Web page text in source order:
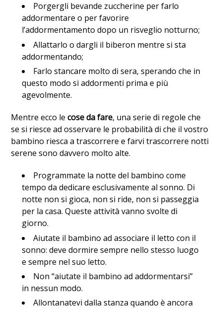
Porgergli bevande zuccherine per farlo
addormentare o per favorire
l’addormentamento dopo un risveglio notturno;
Allattarlo o dargli il biberon mentre si sta
addormentando;
Farlo stancare molto di sera, sperando che in
questo modo si addormenti prima e più
agevolmente.
Mentre ecco lecose da fare, una serie di regole che
se si riesce ad osservare le probabilità di che il vostro
bambino riesca a trascorrere e farvi trascorrere notti
serene sono davvero molto alte.
Programmate la notte del bambino come
tempo da dedicare esclusivamente al sonno. Di
notte non si gioca, non si ride, non si passeggia
per la casa. Queste attività vanno svolte di
giorno.
Aiutate il bambino ad associare il letto con il
sonno: deve dormire sempre nello stesso luogo
e sempre nel suo letto.
Non “aiutate il bambino ad addormentarsi”
in nessun modo.
Allontanatevi dalla stanza quando è ancora